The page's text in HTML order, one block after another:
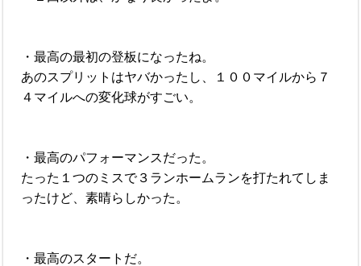
・最高の最初の登板になったね。
あのスプリットはヤバかったし、１００マイルから７
４マイルへの変化球がすごい。
・最高のパフォーマンスだった。
たった１つのミスで３ランホームランを打たれてしま
ったけど、素晴らしかった。
・最高のスタートだ。